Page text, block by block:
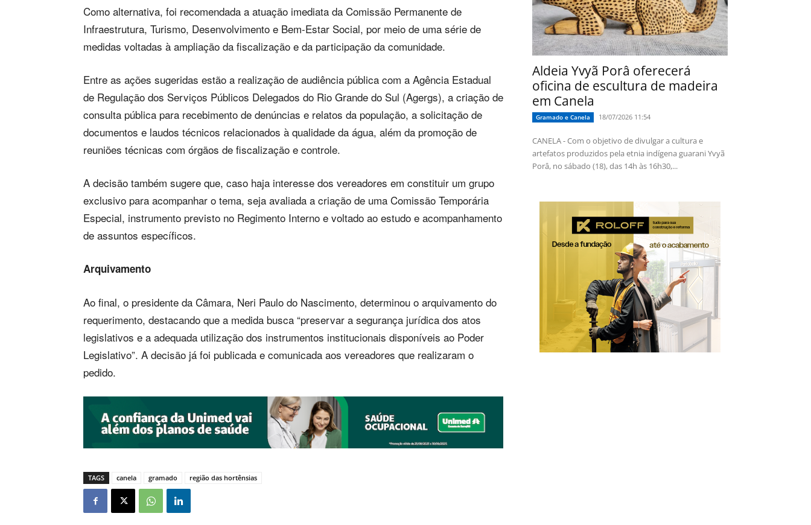
Como alternativa, foi recomendada a atuação imediata da Comissão Permanente de
Infraestrutura, Turismo, Desenvolvimento e Bem-Estar Social, por meio de uma série de
medidas voltadas à ampliação da fiscalização e da participação da comunidade.
Entre as ações sugeridas estão a realização de audiência pública com a Agência Estadual
de Regulação dos Serviços Públicos Delegados do Rio Grande do Sul (Agergs), a criação de
consulta pública para recebimento de denúncias e relatos da população, a solicitação de
documentos e laudos técnicos relacionados à qualidade da água, além da promoção de
reuniões técnicas com órgãos de fiscalização e controle.
A decisão também sugere que, caso haja interesse dos vereadores em constituir um grupo
exclusivo para acompanhar o tema, seja avaliada a criação de uma Comissão Temporária
Especial, instrumento previsto no Regimento Interno e voltado ao estudo e acompanhamento
de assuntos específicos.
Arquivamento
Ao final, o presidente da Câmara, Neri Paulo do Nascimento, determinou o arquivamento do
requerimento, destacando que a medida busca “preservar a segurança jurídica dos atos
legislativos e a adequada utilização dos instrumentos institucionais disponíveis ao Poder
Legislativo”. A decisão já foi publicada e comunicada aos vereadores que realizaram o
pedido.
TAGS canela gramado região das hortênsias
Aldeia Yvyã Porâ oferecerá
oficina de escultura de madeira
em Canela
Gramado e Canela 18/07/2026 11:54
CANELA - Com o objetivo de divulgar a cultura e
artefatos produzidos pela etnia indígena guarani Yvyã
Porâ, no sábado (18), das 14h às 16h30,...